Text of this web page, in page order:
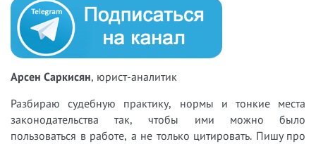
Арсен Саркисян, юрист-аналитик
Разбираю судебную практику, нормы и тонкие места
законодательства так, чтобы ими можно было
пользоваться в работе, а не только цитировать. Пишу про